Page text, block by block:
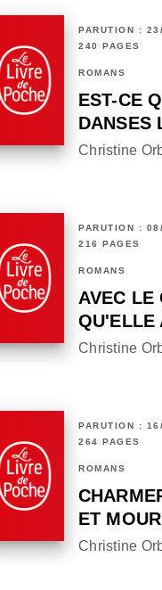
PARUTION :
240 PAGES
ROMANS
EST-CE
DANSES
Christine
PARUTION :
216 PAGES
ROMANS
AVEC LE
QU'ELLE
Christine
PARUTION :
264 PAGES
ROMANS
ET
Christine